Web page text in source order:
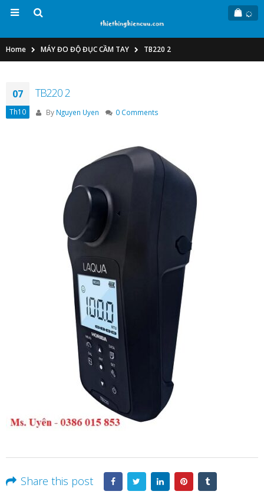
Home MÁY ĐO ĐỘ ĐỤC CẦM TAY TB220 2
07
Th10
TB220 2
By Nguyen Uyen 0 Comments
Share this post